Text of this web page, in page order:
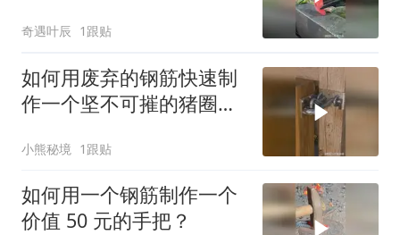
奇遇叶辰 1跟贴
如何用废弃的钢筋快速制
作一个坚不可摧的猪圈大
小熊秘境 1跟贴
如何用一个钢筋制作一个
价值 50 元的手把？